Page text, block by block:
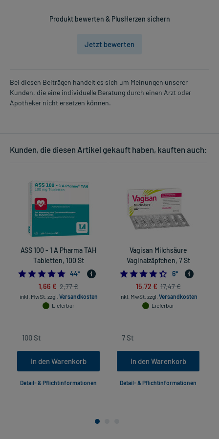
Produkt bewerten & PlusHerzen sichern
Jetzt bewerten
Bei diesen Beiträgen handelt es sich um Meinungen unserer
Kunden, die eine individuelle Beratung durch einen Arzt oder
Apotheker nicht ersetzen können.
Kunden, die diesen Artikel gekauft haben, kauften auch:
ASS 100 - 1 A Pharma TAH
Tabletten, 100 St
4.9772727272727275
44*
1,66 € 2,77 €
inkl. MwSt. zzgl. Versandkosten
Lieferbar
In den Warenkorb
Detail- & Pflichtinformationen
Vagisan Milchsäure
Vaginalzäpfchen, 7 St
6*
15,72 € 17,47 €
inkl. MwSt. zzgl. Versandkosten
Lieferbar
In den Warenkorb
Detail- & Pflichtinformationen